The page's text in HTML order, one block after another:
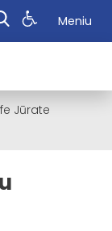
Meniu
Jūrate